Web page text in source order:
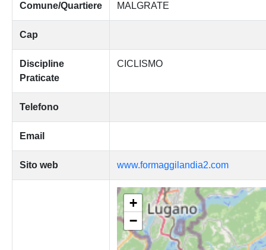
Comune/Quartiere MALGRATE
Cap
Discipline
Praticate
CICLISMO
Telefono
Email
Sito web www.formaggilandia2.com
+
−